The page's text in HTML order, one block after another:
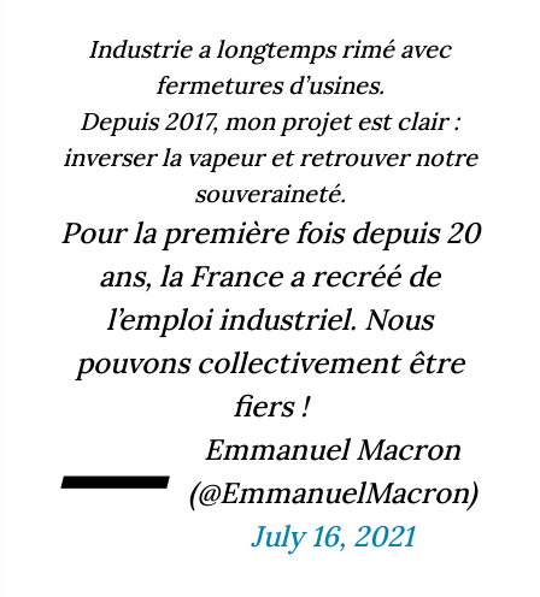
Industrie a longtemps rimé avec
fermetures d’usines.
Depuis 2017, mon projet est clair :
inverser la vapeur et retrouver notre
souveraineté.
Pour la première fois depuis 20
ans, la France a recréé de
l’emploi industriel. Nous
pouvons collectivement être
fiers !
—
Emmanuel Macron
(@EmmanuelMacron)
July 16, 2021